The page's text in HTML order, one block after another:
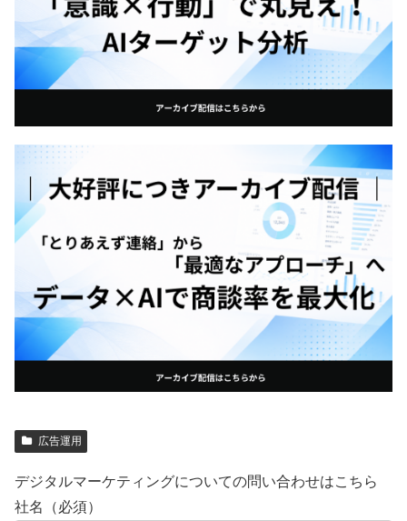
広告運用
デジタルマーケティングについての問い合わせはこちら
社名（必須）